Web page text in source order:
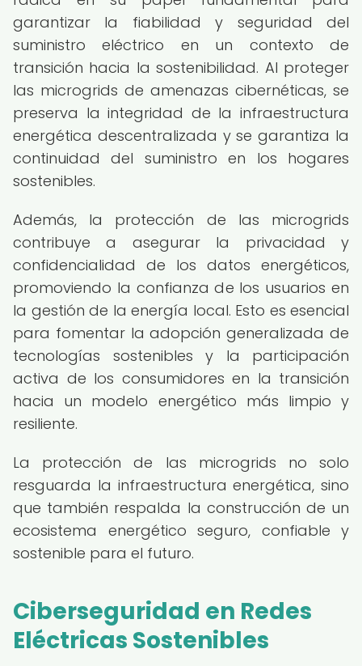
garantizar la fiabilidad y seguridad del
suministro eléctrico en un contexto de
transición hacia la sostenibilidad. Al proteger
las microgrids de amenazas cibernéticas, se
preserva la integridad de la infraestructura
energética descentralizada y se garantiza la
continuidad del suministro en los hogares
sostenibles.
Además, la protección de las microgrids
contribuye a asegurar la privacidad y
confidencialidad de los datos energéticos,
promoviendo la confianza de los usuarios en
la gestión de la energía local. Esto es esencial
para fomentar la adopción generalizada de
tecnologías sostenibles y la participación
activa de los consumidores en la transición
hacia un modelo energético más limpio y
resiliente.
La protección de las microgrids no solo
resguarda la infraestructura energética, sino
que también respalda la construcción de un
ecosistema energético seguro, confiable y
sostenible para el futuro.
Ciberseguridad en Redes
Eléctricas Sostenibles